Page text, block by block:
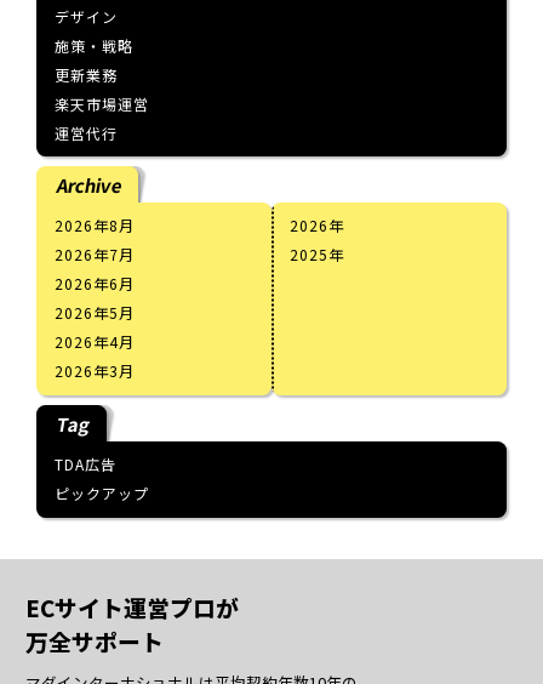
デザイン
施策・戦略
更新業務
楽天市場運営
運営代行
Archive
2026年8月
2026年7月
2026年6月
2026年5月
2026年4月
2026年3月
2026
2025
Tag
TDA広告
ピックアップ
ECサイト運営プロが
万全サポート